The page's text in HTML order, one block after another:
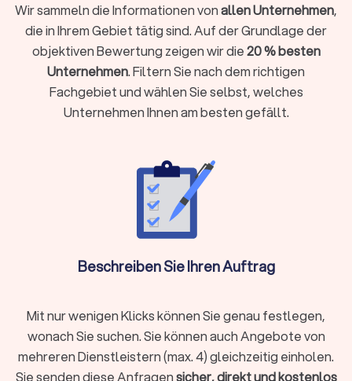
einer Kündigungsschutzklage innerhalb von drei Wochen)
Ihr Fall rechtlich komplex ist und spezielles Fachwissen
erfordert
Sie eine gerichtliche Vertretung brauchen oder eine Klage
ansteht
Sie einen Vertrag prüfen oder aufsetzen möchten (etwa
Ihr Anliegen mit hohen finanziellen oder persönlichen
Risiken verbunden ist
Sie Ihre Rechte gegenüber Behörden, Arbeitgebern oder
anderen Parteien aktiv durchsetzen wollen
Holen Sie rechtzeitig juristischen Rat ein, damit Sie Fehler
vermeiden und Ihre Position stärken.
Welche Aufgaben übernehmen
Rechtsanwälte?
Rechtsanwälte sind weit mehr als Verteidiger vor Gericht. Sie
begleiten Sie in vielen Lebenssituationen und übernehmen
Wir sammeln die Informationen vonallen Unternehmen,
die in Ihrem Gebiet tätig sind. Auf der Grundlage der
objektiven Bewertung zeigen wir die20 % besten
Unternehmen. Filtern Sie nach dem richtigen
Fachgebiet und wählen Sie selbst, welches
Unternehmen Ihnen am besten gefällt.
Beschreiben Sie Ihren Auftrag
Mit nur wenigen Klicks können Sie genau festlegen,
wonach Sie suchen. Sie können auch Angebote von
mehreren Dienstleistern (max. 4) gleichzeitig einholen.
Sie senden diese Anfragensicher, direkt und kostenlos